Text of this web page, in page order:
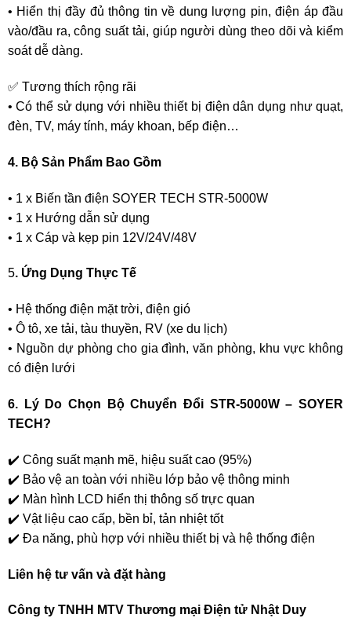
• Hiển thị đầy đủ thông tin về dung lượng pin, điện áp đầu
vào/đầu ra, công suất tải, giúp người dùng theo dõi và kiểm
soát dễ dàng.
✅ Tương thích rộng rãi
• Có thể sử dụng với nhiều thiết bị điện dân dụng như quạt,
đèn, TV, máy tính, máy khoan, bếp điện…
4. Bộ Sản Phẩm Bao Gồm
• 1 x Biến tần điện SOYER TECH STR-5000W
• 1 x Hướng dẫn sử dụng
• 1 x Cáp và kẹp pin 12V/24V/48V
5. Ứng Dụng Thực Tế
• Hệ thống điện mặt trời, điện gió
• Ô tô, xe tải, tàu thuyền, RV (xe du lịch)
• Nguồn dự phòng cho gia đình, văn phòng, khu vực không
có điện lưới
6. Lý Do Chọn Bộ Chuyển Đổi STR-5000W – SOYER
TECH?
✔️ Công suất mạnh mẽ, hiệu suất cao (95%)
✔️ Bảo vệ an toàn với nhiều lớp bảo vệ thông minh
✔️ Màn hình LCD hiển thị thông số trực quan
✔️ Vật liệu cao cấp, bền bỉ, tản nhiệt tốt
✔️ Đa năng, phù hợp với nhiều thiết bị và hệ thống điện
Liên hệ tư vấn và đặt hàng
Công ty TNHH MTV Thương mại Điện tử Nhật Duy